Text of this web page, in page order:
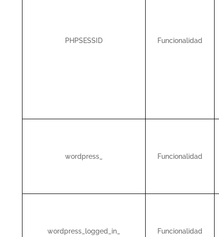
PHPSESSID Funcionalidad
wordpress_ Funcionalidad
wordpress_logged_in_ Funcionalidad